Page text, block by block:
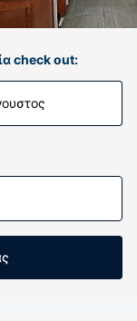
check out: